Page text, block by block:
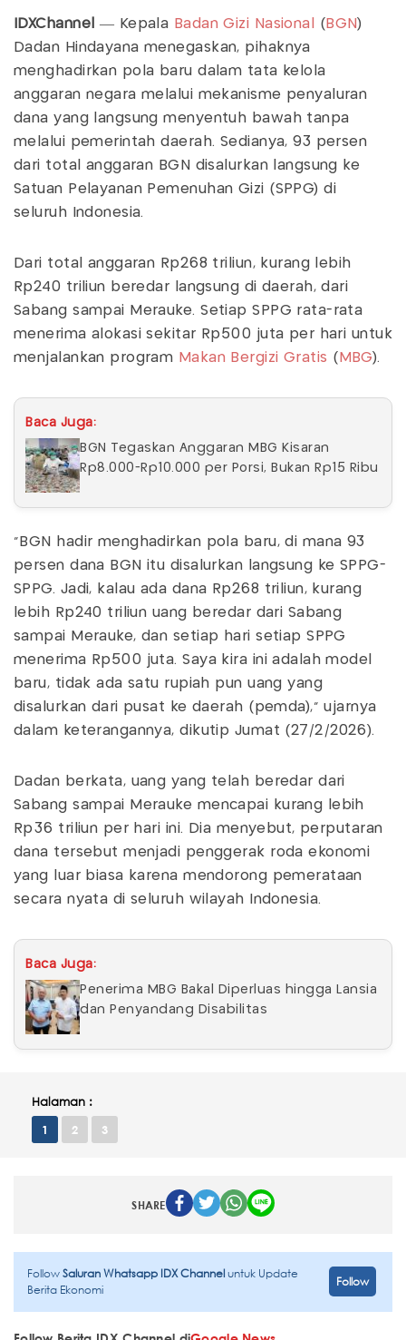
IDXChannel — Kepala Badan Gizi Nasional ( BGN)
Dadan Hindayana menegaskan, pihaknya
menghadirkan pola baru dalam tata kelola
anggaran negara melalui mekanisme penyaluran
dana yang langsung menyentuh bawah tanpa
melalui pemerintah daerah. Sedianya, 93 persen
dari total anggaran BGN disalurkan langsung ke
Satuan Pelayanan Pemenuhan Gizi (SPPG) di
seluruh Indonesia.
Dari total anggaran Rp268 triliun, kurang lebih
Rp240 triliun beredar langsung di daerah, dari
Sabang sampai Merauke. Setiap SPPG rata-rata
menerima alokasi sekitar Rp500 juta per hari untuk
menjalankan program Makan Bergizi Gratis ( MBG).
Baca Juga:
BGN Tegaskan Anggaran MBG Kisaran
Rp8.000-Rp10.000 per Porsi, Bukan Rp15 Ribu
“BGN hadir menghadirkan pola baru, di mana 93
persen dana BGN itu disalurkan langsung ke SPPG-
SPPG. Jadi, kalau ada dana Rp268 triliun, kurang
lebih Rp240 triliun uang beredar dari Sabang
sampai Merauke, dan setiap hari setiap SPPG
menerima Rp500 juta. Saya kira ini adalah model
baru, tidak ada satu rupiah pun uang yang
disalurkan dari pusat ke daerah (pemda),” ujarnya
dalam keterangannya, dikutip Jumat (27/2/2026).
Dadan berkata, uang yang telah beredar dari
Sabang sampai Merauke mencapai kurang lebih
Rp36 triliun per hari ini. Dia menyebut, perputaran
dana tersebut menjadi penggerak roda ekonomi
yang luar biasa karena mendorong pemerataan
secara nyata di seluruh wilayah Indonesia.
Baca Juga:
Penerima MBG Bakal Diperluas hingga Lansia
dan Penyandang Disabilitas
Halaman :
1 2 3
SHARE
FollowSaluran Whatsapp IDX Channeluntuk Update
Berita Ekonomi
Follow